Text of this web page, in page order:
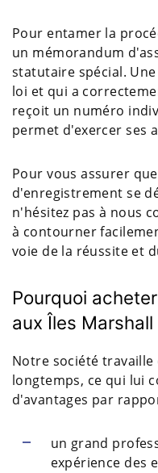
Pour entamer la
un mémorandum
statutaire spécial.
loi et qui a
reçoit un numéro
permet d'exercer ses
Pour vous assurer
d'enregistrement se
n'hésitez pas à nous
à contourner
voie de la réussite et
Pourquoi
aux Îles
Notre société travaille
longtemps, ce qui lui
d'avantages par
un grand
expérience des